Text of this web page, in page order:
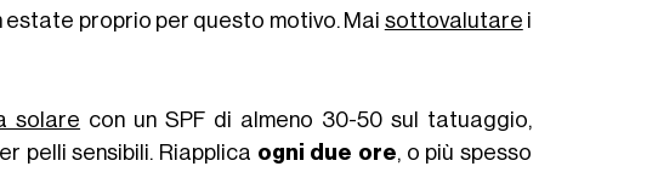
proprio per questo motivo. Mai sottovalutare i
solare con un SPF di almeno 30-50 sul tatuaggio,
pelli sensibili. Riapplica ogni due ore, o più spesso